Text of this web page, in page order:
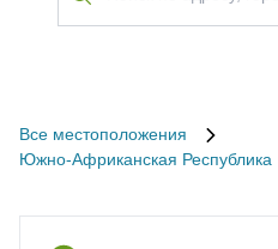
Все местоположения
Южно-Африканская Республика